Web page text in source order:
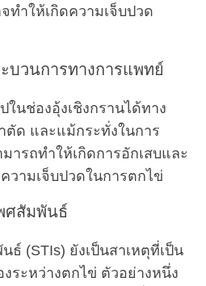
ทำให้เกิดความเจ็บปวด
บวนการทางการแพทย์
ในช่องอุ้งเชิงกรานได้ทาง
ตัด และแม้กระทั่งในการ
ารถทำให้เกิดการอักเสบและ
วามเจ็บปวดในการตกไข่
ศสัมพันธ์
ธ์ (STIs) ยังเป็นสาเหตุที่เป็น
ระหว่างตกไข่ ตัวอย่างหนึ่ง